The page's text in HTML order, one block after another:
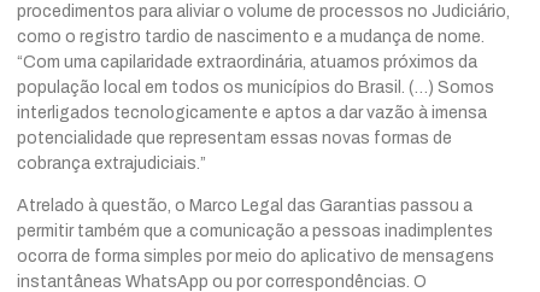
procedimentos para aliviar o volume de processos no Judiciário,
como o registro tardio de nascimento e a mudança de nome.
“Com uma capilaridade extraordinária, atuamos próximos da
população local em todos os municípios do Brasil. (…) Somos
interligados tecnologicamente e aptos a dar vazão à imensa
potencialidade que representam essas novas formas de
cobrança extrajudiciais.”
Atrelado à questão, o Marco Legal das Garantias passou a
permitir também que a comunicação a pessoas inadimplentes
ocorra de forma simples por meio do aplicativo de mensagens
instantâneas WhatsApp ou por correspondências. O